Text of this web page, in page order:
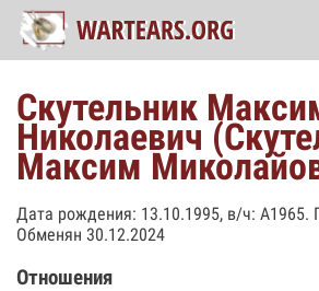
Скутельник
Николаевич
Максим
Дата рождения: 13.10.1995, в/ч: А1965.
Обменян 30.12.2024
Отношения